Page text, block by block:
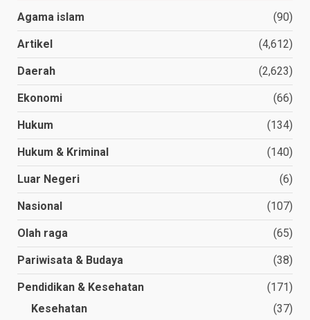
Agama islam (90)
Artikel (4,612)
Daerah (2,623)
Ekonomi (66)
Hukum (134)
Hukum & Kriminal (140)
Luar Negeri (6)
Nasional (107)
Olah raga (65)
Pariwisata & Budaya (38)
Pendidikan & Kesehatan
(171)
Kesehatan
(37)